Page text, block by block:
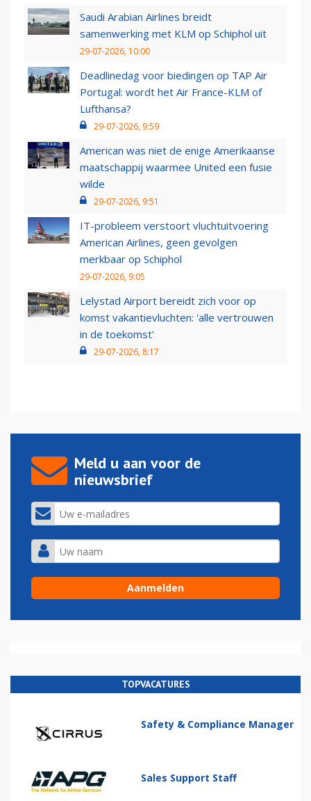
Saudi Arabian Airlines breidt
samenwerking met KLM op Schiphol uit
29-07-2026, 10:00
Deadlinedag voor biedingen op TAP Air
Portugal: wordt het Air France-KLM of
Lufthansa?
29-07-2026, 9:59
American was niet de enige Amerikaanse
maatschappij waarmee United een fusie
wilde
29-07-2026, 9:51
IT-probleem verstoort vluchtuitvoering
American Airlines, geen gevolgen
merkbaar op Schiphol
29-07-2026, 9:05
Lelystad Airport bereidt zich voor op
komst vakantievluchten: 'alle vertrouwen
in de toekomst'
29-07-2026, 8:17
Meld u aan voor de
nieuwsbrief
TOPVACATURES
Safety & Compliance Manager
Sales Support Staff